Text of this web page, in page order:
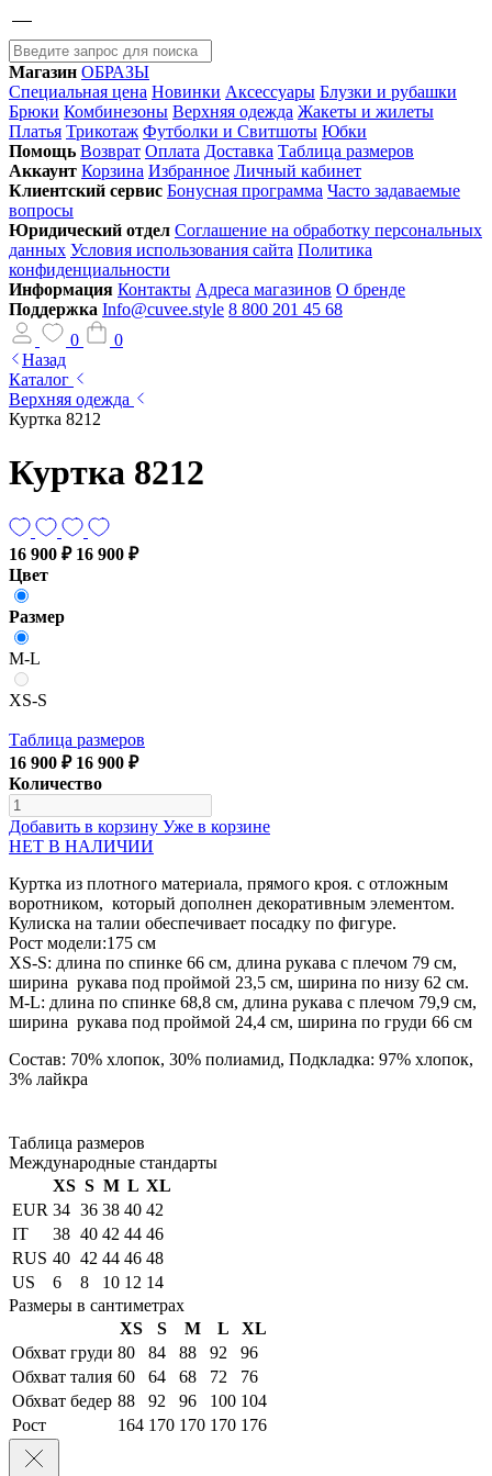
Магазин ОБРАЗЫ
Специальная цена Новинки Аксессуары Блузки и рубашки
Брюки Комбинезоны Верхняя одежда Жакеты и жилеты
Платья Трикотаж Футболки и Свитшоты Юбки
Помощь Возврат Оплата Доставка Таблица размеров
Аккаунт Корзина Избранное Личный кабинет
Клиентский сервис Бонусная программа Часто задаваемые
вопросы
Юридический отдел Соглашение на обработку персональных
данных Условия использования сайта Политика
конфиденциальности
Информация Контакты Адреса магазинов О бренде
Поддержка Info@cuvee.style 8 800 201 45 68
0
0
Назад
Каталог
Верхняя одежда
Куртка 8212
Куртка 8212
16 900 ₽ 16 900 ₽
Цвет
Размер
M-L
XS-S
Таблица размеров
16 900 ₽ 16 900 ₽
Количество
Добавить в корзину Уже в корзине
НЕТ В НАЛИЧИИ
Куртка из плотного материала, прямого кроя. с отложным
воротником, который дополнен декоративным элементом.
Кулиска на талии обеспечивает посадку по фигуре.
Рост модели:175 см
XS-S: длина по спинке 66 см, длина рукава с плечом 79 см,
ширина рукава под проймой 23,5 см, ширина по низу 62 см.
М-L: длина по спинке 68,8 см, длина рукава с плечом 79,9 см,
ширина рукава под проймой 24,4 см, ширина по груди 66 см
Состав: 70% хлопок, 30% полиамид, Подкладка: 97% хлопок,
3% лайкра
Таблица размеров
Международные стандарты
XS S M L XL
EUR 34 36 38 40 42
IT
38 40 42 44 46
RUS 40 42 44 46 48
US
6 8 10 12 14
Размеры в сантиметрах
XS
S M L
XL
Обхват груди 80 84 88 92
96
Обхват талия 60 64 68 72
76
Обхват бедер 88 92 96 100 104
Рост
164 170 170 170 176